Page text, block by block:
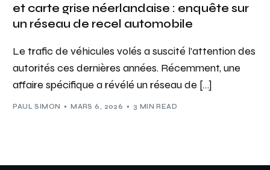
et carte grise néerlandaise : enquête sur
un réseau de recel automobile
Le trafic de véhicules volés a suscité l’attention des
autorités ces dernières années. Récemment, une
affaire spécifique a révélé un réseau de […]
PAUL SIMON MARS 6, 2026 3 MIN READ